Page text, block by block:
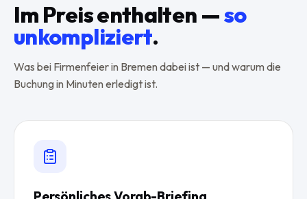
Im Preis enthalten —so
unkompliziert.
Was bei Firmenfeier in Bremen dabei ist — und warum die
Buchung in Minuten erledigt ist.